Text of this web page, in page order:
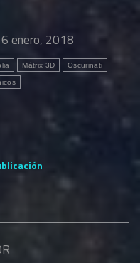
enero, 2018
Mátrix 3D Oscurinati